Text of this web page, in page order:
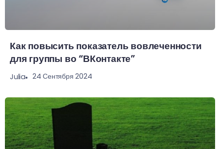
Как повысить показатель вовлеченности
для группы во “ВКонтакте”
Julia 24 Сентября 2024